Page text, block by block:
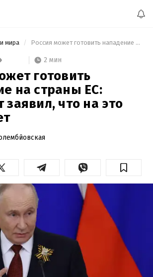
мира Россия может готовить нападение на страны ЕС: дипломат заявил, что на это указывает
2 мин
готовить
на страны ЕС:
заявил, что на это